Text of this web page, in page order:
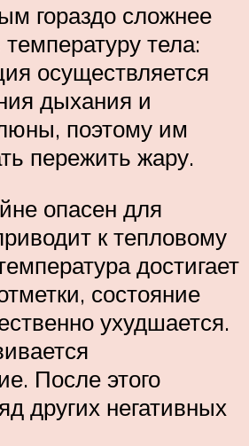
гораздо сложнее
температуру тела:
осуществляется
дыхания и
поэтому им
пережить жару.
опасен для
к тепловому
достигает
состояние
ухудшается.
После этого
других негативных